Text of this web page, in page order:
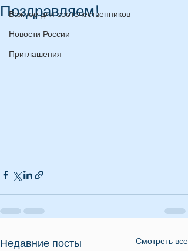
Важное для соотечественников
Новости России
Приглашения
Поздравляем!
Недавние посты Смотреть все